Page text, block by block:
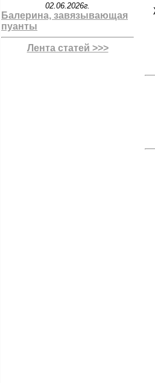
02.06.2026г.
Балерина, завязывающая
пуанты
Лента статей >>>